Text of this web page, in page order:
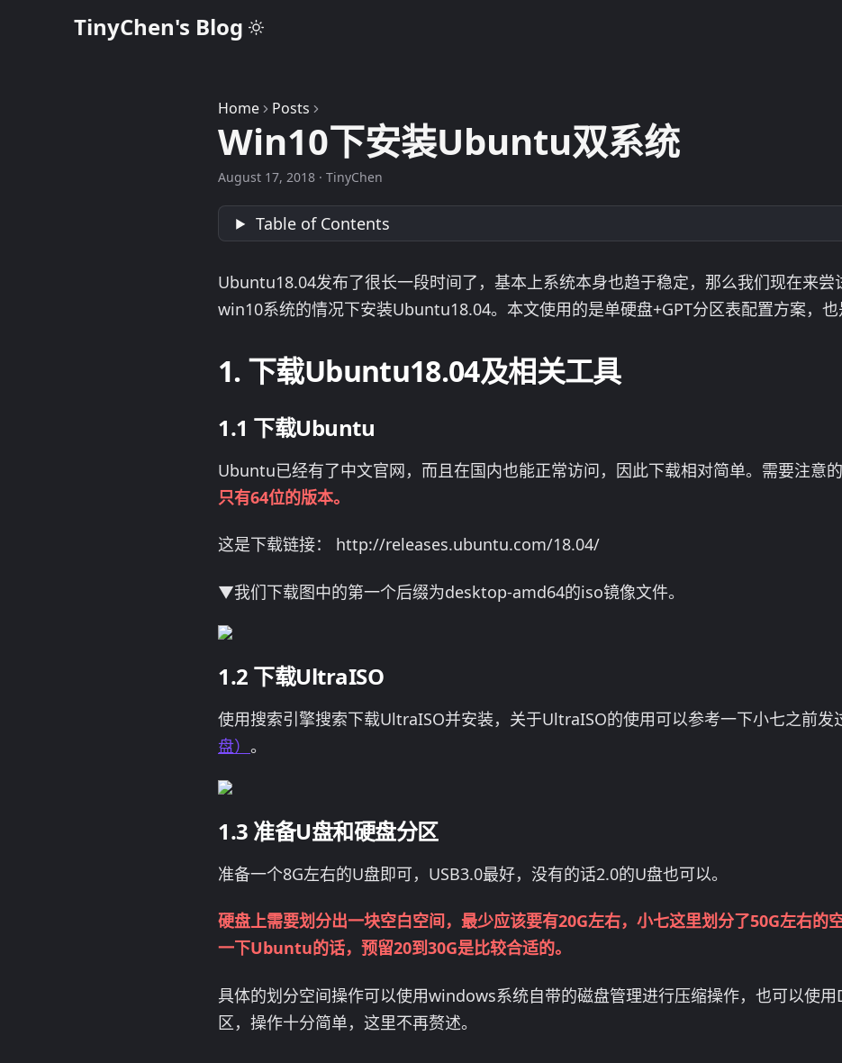
TinyChen's Blog
Home Posts
Win10下安装Ubuntu双系统
August 17, 2018 · TinyChen
Table of Contents
Ubuntu18.04发布了很长一段时间了，基本上系统本身也趋于稳定，那么我们现在来尝
win10系统的情况下安装Ubuntu18.04。本文使用的是单硬盘+GPT分区表配置方案，也
下载Ubuntu18.04及相关工具
下载Ubuntu
Ubuntu已经有了中文官网，而且在国内也能正常访问，因此下载相对简单。需要注意的
只有64位的版本。
这是下载链接： http://releases.ubuntu.com/18.04/
▼我们下载图中的第一个后缀为desktop-amd64的iso镜像文件。
下载UltraISO
使用搜索引擎搜索下载UltraISO并安装，关于UltraISO的使用可以参考一下小七之前发
盘） 。
准备U盘和硬盘分区
准备一个8G左右的U盘即可，USB3.0最好，没有的话2.0的U盘也可以。
硬盘上需要划分出一块空白空间，最少应该要有20G左右，小七这里划分了50G左右的
一下Ubuntu的话，预留20到30G是比较合适的。
具体的划分空间操作可以使用windows系统自带的磁盘管理进行压缩操作，也可以使
区，操作十分简单，这里不再赘述。